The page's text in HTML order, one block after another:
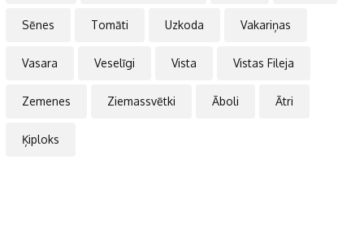
Sēnes Tomāti Uzkoda Vakariņas
Vasara Veselīgi Vista Vistas Fileja
Zemenes Ziemassvētki Āboli Ātri
Ķiploks